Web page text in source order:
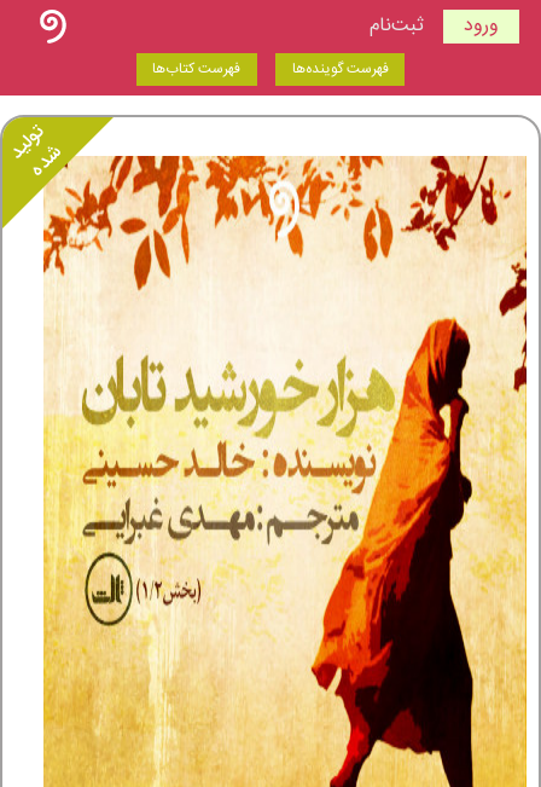
ورود ثبت‌نام
فهرست گوینده‌ها فهرست کتاب‌ها
تولید
شده